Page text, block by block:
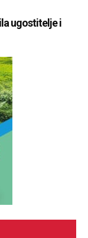
ugostitelje i